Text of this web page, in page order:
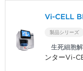
Vi-CELL
製品シリーズ
生死細胞
ンターVi-